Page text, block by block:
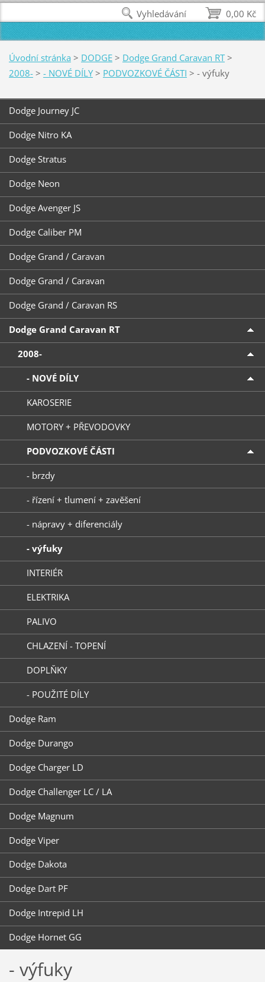
Úvodní stránka > DODGE > Dodge Grand Caravan RT >
2008- > - NOVÉ DÍLY > PODVOZKOVÉ ČÁSTI > - výfuky
Dodge Journey JC
Dodge Nitro KA
Dodge Stratus
Dodge Neon
Dodge Avenger JS
Dodge Caliber PM
Dodge Grand / Caravan
Dodge Grand / Caravan
Dodge Grand / Caravan RS
Dodge Grand Caravan RT
2008-
- NOVÉ DÍLY
KAROSERIE
MOTORY + PŘEVODOVKY
PODVOZKOVÉ ČÁSTI
- brzdy
- řízení + tlumení + zavěšení
- nápravy + diferenciály
- výfuky
INTERIÉR
ELEKTRIKA
PALIVO
CHLAZENÍ - TOPENÍ
DOPLŇKY
- POUŽITÉ DÍLY
Dodge Ram
Dodge Durango
Dodge Charger LD
Dodge Challenger LC / LA
Dodge Magnum
Dodge Viper
Dodge Dakota
Dodge Dart PF
Dodge Intrepid LH
Dodge Hornet GG
- výfuky
0,00 Kč
Vyhledávání